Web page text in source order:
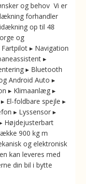
og behov ️ Vi er
forhandler
op til 48
og
▸ Navigation
▸
▸ Bluetooth
Android Auto ▸
▸ Klimaanlæg ▸
El-foldbare spejle ▸
▸ Lyssensor ▸
Højdejusterbart
900 kg m
og elektronisk
kan leveres med
din bil i bytte